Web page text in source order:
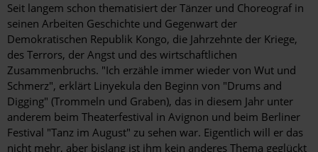
Seit langem schon thematisiert der Tänzer und Choreograf in
seinen Arbeiten Geschichte und Gegenwart der
Demokratischen Republik Kongo, die Jahrzehnte der Kriege,
des Terrors, der Angst und des wirtschaftlichen
Zusammenbruchs. "Ich erzähle immer wieder von Wut und
Schmerz", erklärt Linyekula den Beginn von "Drums and
Digging" (Trommeln und Graben), das in diesem Jahr unter
anderem beim Theaterfestival in Avignon und beim Berliner
Festival "Tanz im August" zu sehen war. Eigentlich will er das
nicht mehr, aber bislang ist ihm kein anderes Thema geglückt